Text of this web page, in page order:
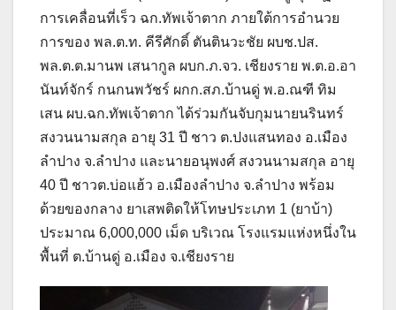
การเคลื่อนที่เร็ว ฉก.ทัพเจ้าตาก ภายใต้การอำนวย
การของ พล.ต.ท. คีรีศักดิ์ ตันตินวะชัย ผบช.ปส.
พล.ต.ต.มานพ เสนากูล ผบก.ภ.จว. เชียงราย พ.ต.อ.อา
นันท์จักร์ กนกนพวัชร์ ผกก.สภ.บ้านดู่ พ.อ.ณฑี ทิม
เสน ผบ.ฉก.ทัพเจ้าตาก ได้ร่วมกันจับกุมนายนรินทร์
สงวนนามสกุล อายุ 31 ปี ชาว ต.ปงแสนทอง อ.เมือง
ลำปาง จ.ลำปาง และนายอนุพงศ์ สงวนนามสกุล อายุ
40 ปี ชาวต.บ่อแฮ้ว อ.เมืองลำปาง จ.ลำปาง พร้อม
ด้วยของกลาง ยาเสพติดให้โทษประเภท 1 (ยาบ้า)
ประมาณ 6,000,000 เม็ด บริเวณ โรงแรมแห่งหนึ่งใน
พื้นที่ ต.บ้านดู่ อ.เมือง จ.เชียงราย